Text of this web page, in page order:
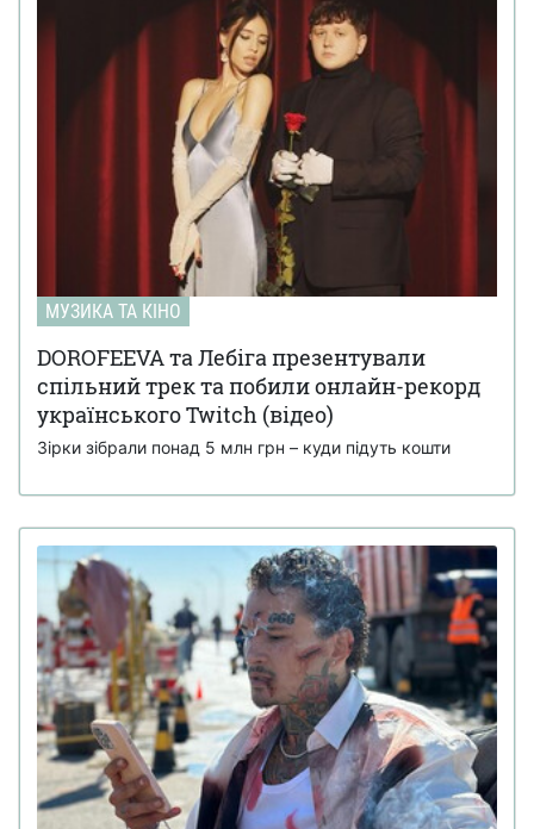
МУЗИКА ТА КІНО
DOROFEEVA та Лебіга презентували
спільний трек та побили онлайн-рекорд
українського Twitch (відео)
Зірки зібрали понад 5 млн грн – куди підуть кошти